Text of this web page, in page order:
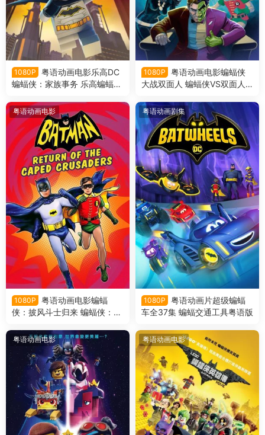
1080P
粤语动画电影乐高DC
蝙蝠侠：家族事务 乐高蝙蝠
1080P
粤语动画电影蝙蝠侠
大战双面人 蝙蝠侠VS双面人
粤语动画电影
1080P
粤语动画电影蝙蝠
侠：披风斗士归来 蝙蝠侠：斗
粤语动画剧集
1080P
粤语动画片超级蝙蝠
车全37集 蝙蝠交通工具粤语版
粤语动画电影 粤语动画电影